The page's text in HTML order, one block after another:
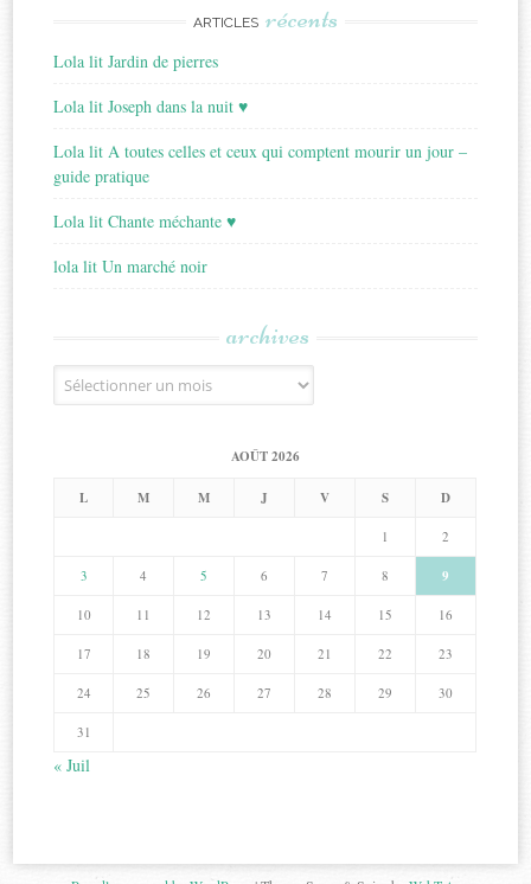
ARTICLES récents
Lola lit Jardin de pierres
Lola lit Joseph dans la nuit ♥
Lola lit A toutes celles et ceux qui comptent mourir un jour –
guide pratique
Lola lit Chante méchante ♥
lola lit Un marché noir
archives
Archives
AOÛT 2026
L M M J V S D
1 2
3 4 5 6 7 8 9
10 11 12 13 14 15 16
17 18 19 20 21 22 23
24 25 26 27 28 29 30
31
« Juil